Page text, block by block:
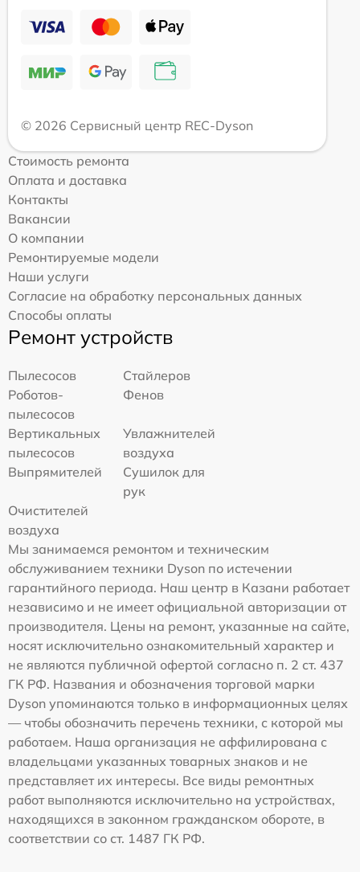
© 2026 Сервисный центр REC-Dyson
Стоимость ремонта
Оплата и доставка
Контакты
Вакансии
О компании
Ремонтируемые модели
Наши услуги
Согласие на обработку персональных данных
Способы оплаты
Ремонт устройств
Пылесосов
Стайлеров
Роботов-
пылесосов
Фенов
Вертикальных
пылесосов
Увлажнителей
воздуха
Выпрямителей
Сушилок для
рук
Очистителей
воздуха
Мы занимаемся ремонтом и техническим
обслуживанием техники Dyson по истечении
гарантийного периода. Наш центр в Казани работает
независимо и не имеет официальной авторизации от
производителя. Цены на ремонт, указанные на сайте,
носят исключительно ознакомительный характер и
не являются публичной офертой согласно п. 2 ст. 437
ГК РФ. Названия и обозначения торговой марки
Dyson упоминаются только в информационных целях
— чтобы обозначить перечень техники, с которой мы
работаем. Наша организация не аффилирована с
владельцами указанных товарных знаков и не
представляет их интересы. Все виды ремонтных
работ выполняются исключительно на устройствах,
находящихся в законном гражданском обороте, в
соответствии со ст. 1487 ГК РФ.